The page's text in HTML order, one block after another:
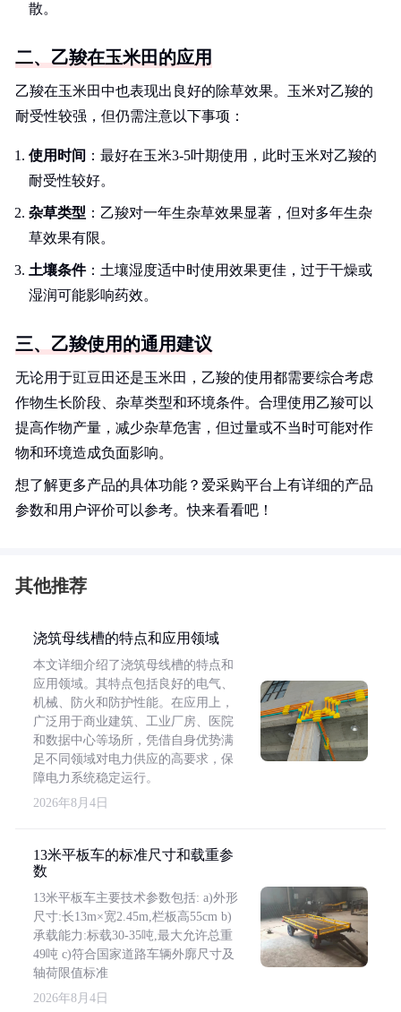
散。
二、乙羧在玉米田的应用
乙羧在玉米田中也表现出良好的除草效果。玉米对乙羧的
耐受性较强，但仍需注意以下事项：
使用时间 ：最好在玉米3-5叶期使用，此时玉米对乙羧的
耐受性较好。
杂草类型 ：乙羧对一年生杂草效果显著，但对多年生杂
草效果有限。
土壤条件：土壤湿度适中时使用效果更佳，过于干燥或
湿润可能影响药效。
三、乙羧使用的通用建议
无论用于豇豆田还是玉米田，乙羧的使用都需要综合考虑
作物生长阶段、杂草类型和环境条件。合理使用乙羧可以
提高作物产量，减少杂草危害，但过量或不当时可能对作
物和环境造成负面影响。
想了解更多产品的具体功能？爱采购平台上有详细的产品
参数和用户评价可以参考。快来看看吧！
其他推荐
浇筑母线槽的特点和应用领域
本文详细介绍了浇筑母线槽的特点和
应用领域。其特点包括良好的电气、
机械、防火和防护性能。在应用上，
广泛用于商业建筑、工业厂房、医院
和数据中心等场所，凭借自身优势满
足不同领域对电力供应的高要求，保
障电力系统稳定运行。
2026年8月4日
13米平板车的标准尺寸和载重参
数
13米平板车主要技术参数包括: a)外形
尺寸:长13m×宽2.45m,栏板高55cm b)
承载能力:标载30-35吨,最大允许总重
49吨 c)符合国家道路车辆外廓尺寸及
轴荷限值标准
2026年8月4日